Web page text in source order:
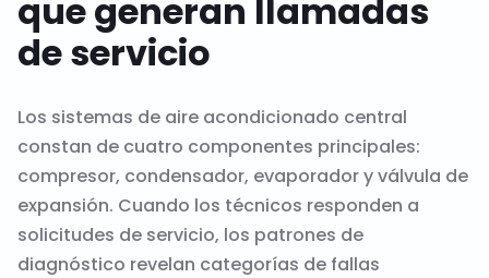
que generan llamadas
de servicio
Los sistemas de aire acondicionado central
constan de cuatro componentes principales:
compresor, condensador, evaporador y válvula de
expansión. Cuando los técnicos responden a
solicitudes de servicio, los patrones de
diagnóstico revelan categorías de fallas